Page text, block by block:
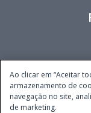
Este site é operado pela
endereço na Avenida
Município de São Paulo,
Ao clicar em “Aceitar
armazenamento de
navegação no site,
de marketing.